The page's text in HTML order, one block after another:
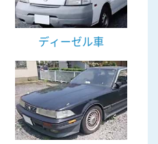
ディーゼル車